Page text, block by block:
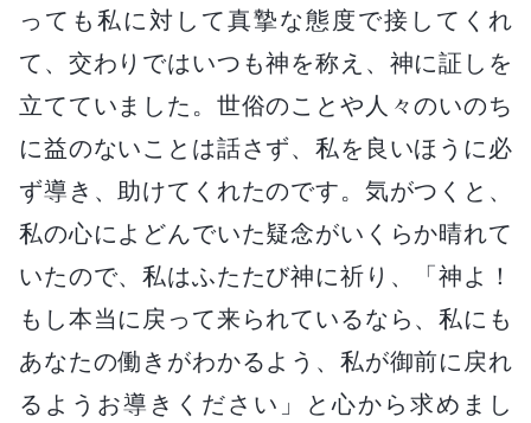
っても私に対して真摯な態度で接してくれ
て、交わりではいつも神を称え、神に証しを
立てていました。世俗のことや人々のいのち
に益のないことは話さず、私を良いほうに必
ず導き、助けてくれたのです。気がつくと、
私の心によどんでいた疑念がいくらか晴れて
いたので、私はふたたび神に祈り、「神よ！
もし本当に戻って来られているなら、私にも
あなたの働きがわかるよう、私が御前に戻れ
るようお導きください」と心から求めまし